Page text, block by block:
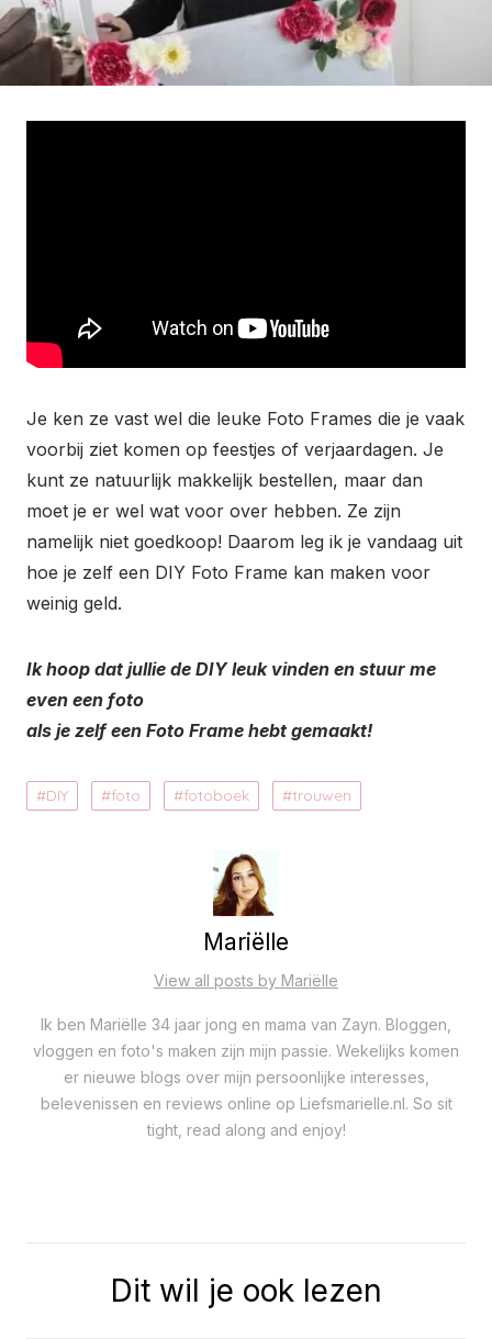
Je ken ze vast wel die leuke Foto Frames die je vaak
voorbij ziet komen op feestjes of verjaardagen. Je
kunt ze natuurlijk makkelijk bestellen, maar dan
moet je er wel wat voor over hebben. Ze zijn
namelijk niet goedkoop! Daarom leg ik je vandaag uit
hoe je zelf een DIY Foto Frame kan maken voor
weinig geld.
Ik hoop dat jullie de DIY leuk vinden en stuur me
even een foto
als je zelf een Foto Frame hebt gemaakt!
DIY foto fotoboek trouwen
Mariëlle
View all posts by Mariëlle
Ik ben Mariëlle 34 jaar jong en mama van Zayn. Bloggen,
vloggen en foto's maken zijn mijn passie. Wekelijks komen
er nieuwe blogs over mijn persoonlijke interesses,
belevenissen en reviews online op Liefsmarielle.nl. So sit
tight, read along and enjoy!
Dit wil je ook lezen